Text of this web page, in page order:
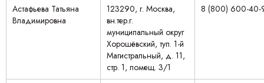
Астафьева Татьяна
Владимировна
123290, г. Москва,
вн.тер.г.
муниципальный округ
Хорошёвский, туп. 1-й
Магистральный, д. 11,
стр. 1, помещ. 3/1
8 (800) 600-40-